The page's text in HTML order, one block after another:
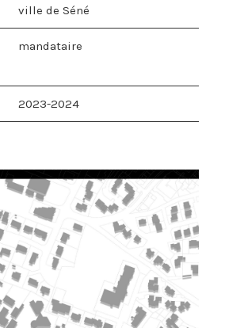
ville de Séné
mandataire
2023-2024